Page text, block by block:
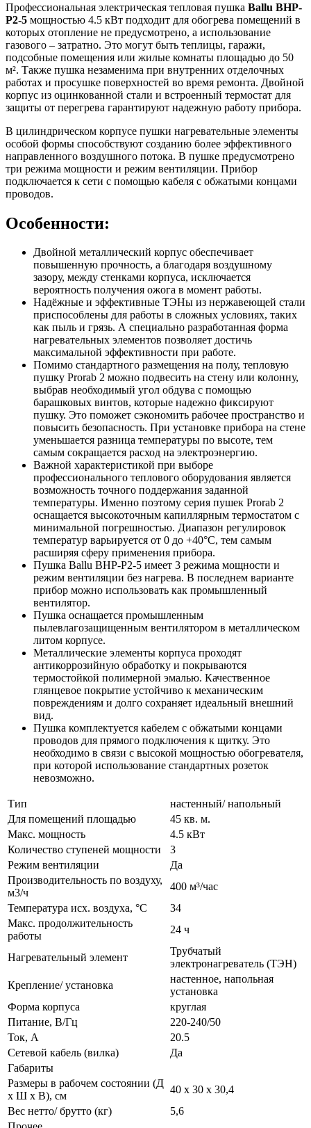
Профессиональная электрическая тепловая пушка Ballu BHP-
P2-5 мощностью 4.5 кВт подходит для обогрева помещений в
которых отопление не предусмотрено, а использование
газового – затратно. Это могут быть теплицы, гаражи,
подсобные помещения или жилые комнаты площадью до 50
м². Также пушка незаменима при внутренних отделочных
работах и просушке поверхностей во время ремонта. Двойной
корпус из оцинкованной стали и встроенный термостат для
защиты от перегрева гарантируют надежную работу прибора.
В цилиндрическом корпусе пушки нагревательные элементы
особой формы способствуют созданию более эффективного
направленного воздушного потока. В пушке предусмотрено
три режима мощности и режим вентиляции. Прибор
подключается к сети с помощью кабеля с обжатыми концами
проводов.
Особенности:
Двойной металлический корпус обеспечивает
повышенную прочность, а благодаря воздушному
зазору, между стенками корпуса, исключается
вероятность получения ожога в момент работы.
Надёжные и эффективные ТЭНы из нержавеющей стали
приспособлены для работы в сложных условиях, таких
как пыль и грязь. А специально разработанная форма
нагревательных элементов позволяет достичь
максимальной эффективности при работе.
Помимо стандартного размещения на полу, тепловую
пушку Prorab 2 можно подвесить на стену или колонну,
выбрав необходимый угол обдува с помощью
барашковых винтов, которые надежно фиксируют
пушку. Это поможет сэкономить рабочее пространство и
повысить безопасность. При установке прибора на стене
уменьшается разница температуры по высоте, тем
самым сокращается расход на электроэнергию.
Важной характеристикой при выборе
профессионального теплового оборудования является
возможность точного поддержания заданной
температуры. Именно поэтому серия пушек Prorab 2
оснащается высокоточным капиллярным термостатом с
минимальной погрешностью. Диапазон регулировок
температур варьируется от 0 до +40°C, тем самым
расширяя сферу применения прибора.
Пушка Ballu BHP-P2-5 имеет 3 режима мощности и
режим вентиляции без нагрева. В последнем варианте
прибор можно использовать как промышленный
вентилятор.
Пушка оснащается промышленным
пылевлагозащищенным вентилятором в металлическом
литом корпусе.
Металлические элементы корпуса проходят
антикоррозийную обработку и покрываются
термостойкой полимерной эмалью. Качественное
глянцевое покрытие устойчиво к механическим
повреждениям и долго сохраняет идеальный внешний
вид.
Пушка комплектуется кабелем с обжатыми концами
проводов для прямого подключения к щитку. Это
необходимо в связи с высокой мощностью обогревателя,
при которой использование стандартных розеток
невозможно.
Тип
настенный/ напольный
Для помещений площадью
45 кв. м.
Макс. мощность
4.5 кВт
Количество ступеней мощности
3
Режим вентиляции
Да
Производительность по воздуху,
м3/ч
400 м³/час
Температура исх. воздуха, °С
34
Макс. продолжительность
работы
24 ч
Нагревательный элемент
Трубчатый
электронагреватель (ТЭН)
Крепление/ установка
настенное, напольная
установка
Форма корпуса
круглая
Питание, В/Гц
220-240/50
Ток, А
20.5
Сетевой кабель (вилка)
Да
Габариты
Размеры в рабочем состоянии (Д
х Ш х В), см
40 х 30 х 30,4
Вес нетто/ брутто (кг)
5,6